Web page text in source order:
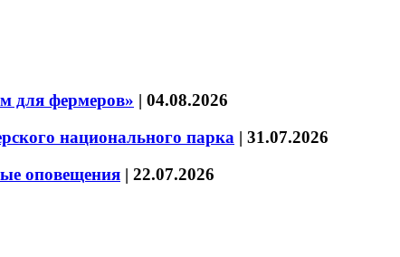
для фермеров» | 04.08.2026
национального парка | 31.07.2026
оповещения | 22.07.2026